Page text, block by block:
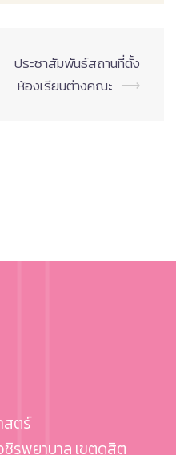
ประชาสัมพันธ์สถานที่ตั้ง
ห้องเรียนต่างคณะ ⟶
สตร์
รพยาบาล เขตดุสิต